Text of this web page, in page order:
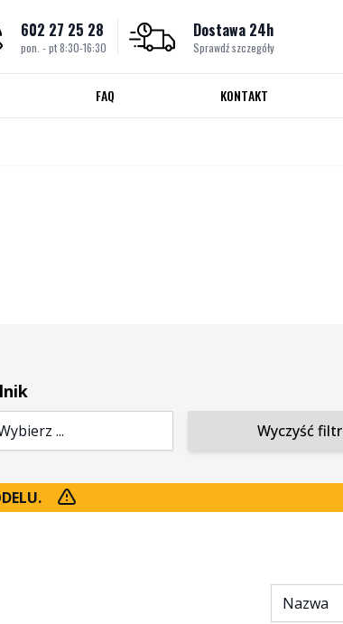
602 27 25 28
pon. - pt 8:30-16:30
Dostawa 24h
Sprawdź szczegóły
FAQ KONTAKT
... Wyczyść filtr